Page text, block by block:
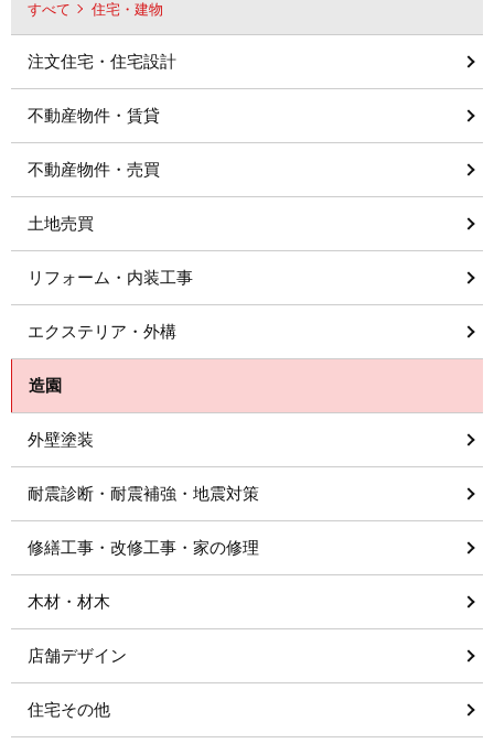
すべて 住宅・建物
注文住宅・住宅設計
不動産物件・賃貸
不動産物件・売買
土地売買
リフォーム・内装工事
エクステリア・外構
造園
外壁塗装
耐震診断・耐震補強・地震対策
修繕工事・改修工事・家の修理
木材・材木
店舗デザイン
住宅その他